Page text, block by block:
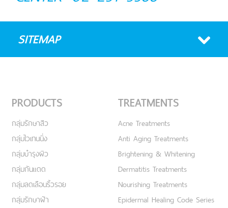
SITEMAP
PRODUCTS
กลุ่มรักษาสิว
กลุ่มไวเทนนิ่ง
กลุ่มบำรุงผิว
กลุ่มกันแดด
กลุ่มลดเลือนริ้วรอย
กลุ่มรักษาฝ้า
TREATMENTS
Acne Treatments
Anti Aging Treatments
Brightening & Whitening
Dermatitis Treatments
Nourishing Treatments
Epidermal Healing Code Series